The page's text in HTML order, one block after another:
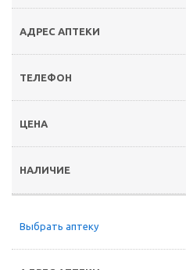
Выбрать аптеку